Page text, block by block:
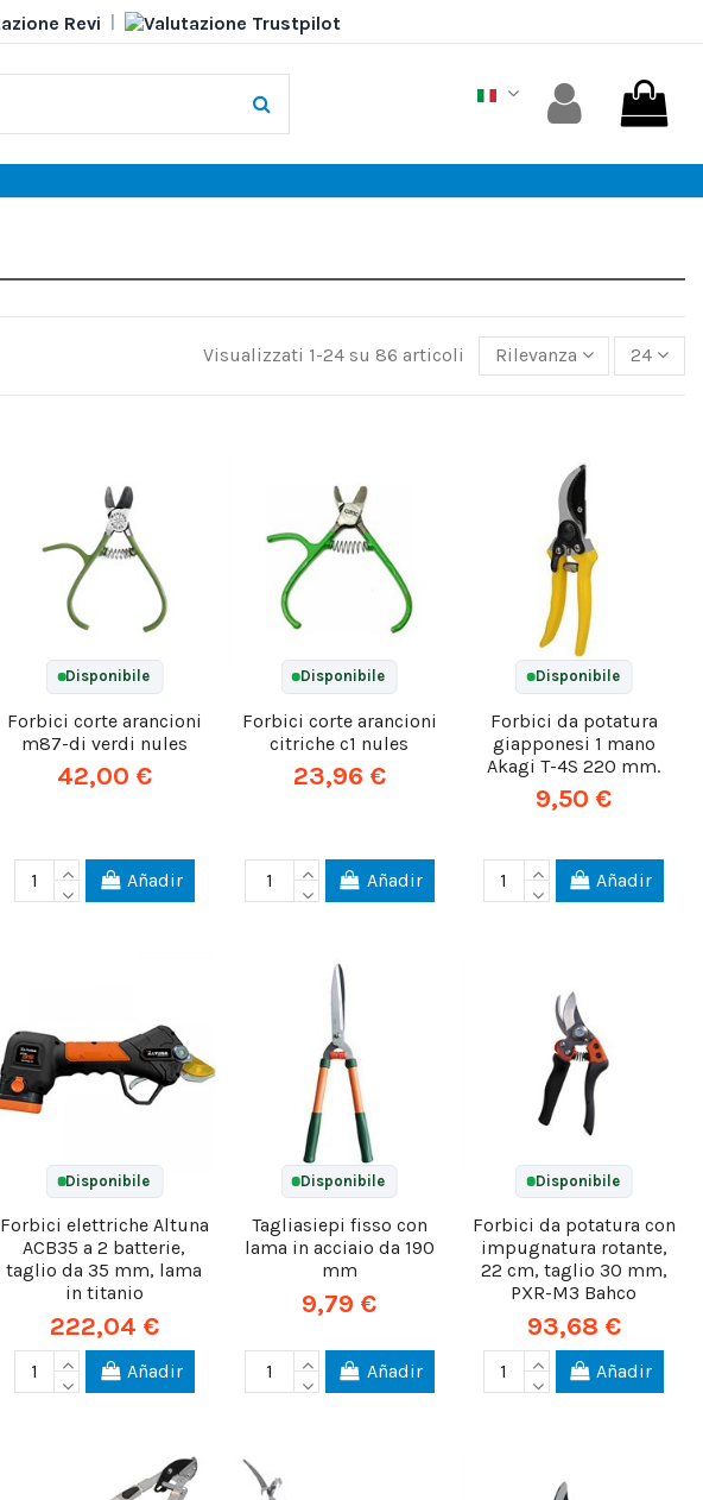
Visualizzati 1-24 su 86 articoli Rilevanza 24
Disponibile
Forbici corte arancioni
m87-di verdi nules
42,00 €
Añadir
Disponibile
Forbici corte arancioni
citriche c1 nules
23,96 €
Añadir
Disponibile
Forbici da potatura
giapponesi 1 mano
Akagi T-4S 220 mm.
9,50 €
Añadir
Disponibile
Forbici elettriche Altuna
ACB35 a 2 batterie,
taglio da 35 mm, lama
in titanio
222,04 €
Añadir
Disponibile
Tagliasiepi fisso con
lama in acciaio da 190
mm
9,79 €
Añadir
Disponibile
Forbici da potatura con
impugnatura rotante,
22 cm, taglio 30 mm,
PXR-M3 Bahco
93,68 €
Añadir